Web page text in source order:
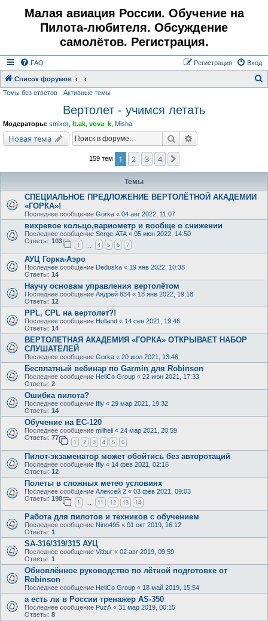
Малая авиация России. Обучение на
Пилота-любителя. Обсуждение
самолётов. Регистрация.
FAQ Вход
Регистрация
Список форумов
Темы без ответов Активные темы
Вертолет - учимся летать
Модераторы: smixer lt.ak vova_k Misha
Новая тема Поиск
159 тем 1 2 3 4
Темы
СПЕЦИАЛЬНОЕ ПРЕДЛОЖЕНИЕ ВЕРТОЛЁТНОЙ АКАДЕМИИ
«ГОРКА»!
Последнее сообщение Gorka « 04 авг 2022, 11:07
вихревое кольцо,вариометр и вообще о снижении
Последнее сообщение Serge-ATA « 05 июн 2022, 14:50
Ответы: 103
1 4 5 6 7
АУЦ Горка-Аэро
Последнее сообщение Deduska « 19 янв 2022, 10:38
Ответы: 14
Научу основам управления вертолётом
Последнее сообщение Андрей 834 « 18 янв 2022, 19:18
Ответы: 12
PPL, CPL на вертолет?!
Последнее сообщение Holland « 14 сен 2021, 19:46
Ответы: 14
ВЕРТОЛЕТНАЯ АКАДЕМИЯ «ГОРКА» ОТКРЫВАЕТ НАБОР
СЛУШАТЕЛЕЙ
Последнее сообщение Gorka « 20 июл 2021, 13:46
Бесплатный вебинар по Garmin для Robinson
Последнее сообщение HeliCo Group « 22 июн 2021, 17:33
Ответы: 2
Ошибка пилота?
Последнее сообщение Ifly « 29 мар 2021, 19:32
Ответы: 14
Обучение на ЕС-120
Последнее сообщение milheli « 24 мар 2021, 20:59
Ответы: 77
1 2 3 4 5 6
Пилот-экзаменатор может обойтись без авторотаций
Последнее сообщение Ifly « 14 фев 2021, 02:16
Ответы: 12
Полеты в сложных метео условиях
Последнее сообщение Алексей 2 « 03 фев 2021, 09:03
Ответы: 198
1 11 12 13 14
Работа для пилотов и техников с обучением
Последнее сообщение Nino495 « 01 окт 2019, 16:12
Ответы: 1
SA-316/319/315 АУЦ
Последнее сообщение Vitbur « 02 авг 2019, 09:59
Ответы: 1
Обновлённое руководство по лётной подготовке от
Robinson
Последнее сообщение HeliCo Group « 18 май 2019, 15:54
а есть ли в России тренажер AS-350
Последнее сообщение PuzA« 31 мар 2019, 00:15
Ответы: 8